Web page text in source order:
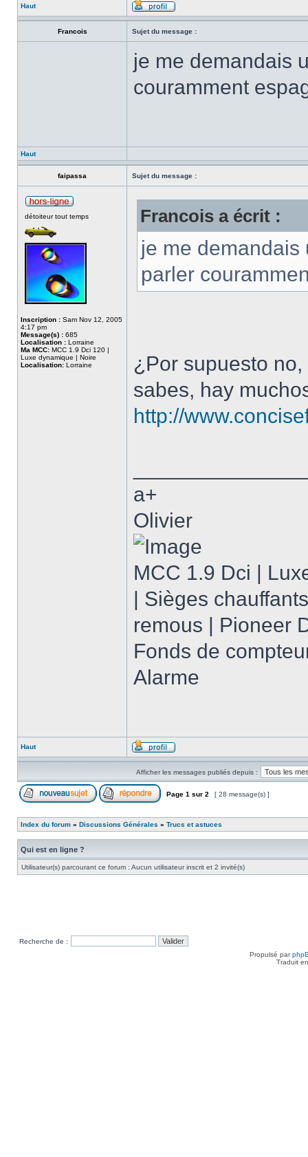
Haut
Francois Sujet du message :
je me demandais
couramment
Haut
faipassa Sujet du message :
détoiteur tout temps
Inscription : Sam Nov 12, 2005
4:17 pm
Message(s) : 685
Localisation : Lorraine
Ma MCC: MCC 1.9 Dci 120 |
Luxe dynamique | Noire
Localisation: Lorraine
Francois a écrit :
je me demandais
parler
¿Por supuesto
sabes, hay
http://
a+
Olivier
MCC 1.9 Dci |
| Sièges
remous | Pioneer
Fonds de
Alarme
Haut
Afficher les messages publiés depuis :
Page 1 sur 2 [ 28 message(s) ]
Index du forum » Discussions Générales » Trucs et astuces
Qui est en ligne ?
Utilisateur(s) parcourant ce forum : Aucun utilisateur inscrit et 2 invité(s)
Recherche de :
Propulsé par
Traduit